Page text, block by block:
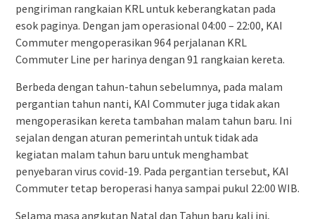
pengiriman rangkaian KRL untuk keberangkatan pada
esok paginya. Dengan jam operasional 04:00 – 22:00, KAI
Commuter mengoperasikan 964 perjalanan KRL
Commuter Line per harinya dengan 91 rangkaian kereta.
Berbeda dengan tahun-tahun sebelumnya, pada malam
pergantian tahun nanti, KAI Commuter juga tidak akan
mengoperasikan kereta tambahan malam tahun baru. Ini
sejalan dengan aturan pemerintah untuk tidak ada
kegiatan malam tahun baru untuk menghambat
penyebaran virus covid-19. Pada pergantian tersebut, KAI
Commuter tetap beroperasi hanya sampai pukul 22:00 WIB.
Selama masa angkutan Natal dan Tahun baru kali ini,